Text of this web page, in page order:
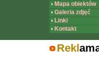
Mapa obiektów
Galeria zdjęć
Linki
Kontakt
Rekl